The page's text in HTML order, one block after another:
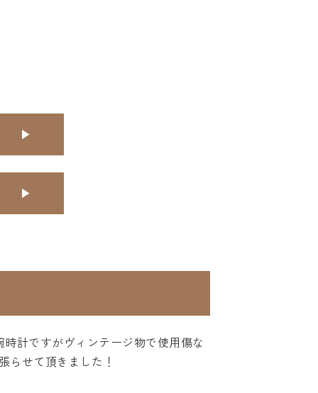
計ですがヴィンテージ物で使用傷な
らせて頂きました！